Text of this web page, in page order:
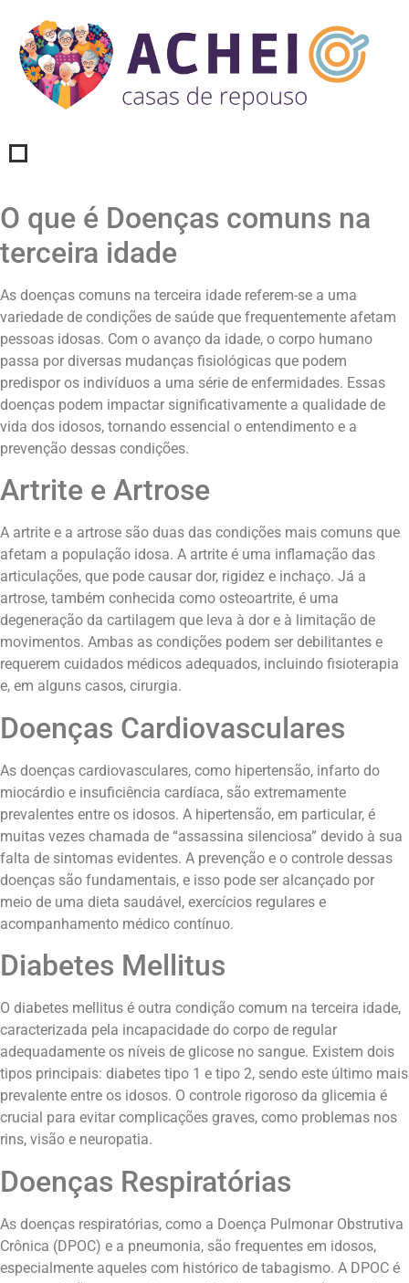
O que é Doenças comuns na
terceira idade
As doenças comuns na terceira idade referem-se a uma
variedade de condições de saúde que frequentemente afetam
pessoas idosas. Com o avanço da idade, o corpo humano
passa por diversas mudanças fisiológicas que podem
predispor os indivíduos a uma série de enfermidades. Essas
doenças podem impactar significativamente a qualidade de
vida dos idosos, tornando essencial o entendimento e a
prevenção dessas condições.
Artrite e Artrose
A artrite e a artrose são duas das condições mais comuns que
afetam a população idosa. A artrite é uma inflamação das
articulações, que pode causar dor, rigidez e inchaço. Já a
artrose, também conhecida como osteoartrite, é uma
degeneração da cartilagem que leva à dor e à limitação de
movimentos. Ambas as condições podem ser debilitantes e
requerem cuidados médicos adequados, incluindo fisioterapia
e, em alguns casos, cirurgia.
Doenças Cardiovasculares
As doenças cardiovasculares, como hipertensão, infarto do
miocárdio e insuficiência cardíaca, são extremamente
prevalentes entre os idosos. A hipertensão, em particular, é
muitas vezes chamada de “assassina silenciosa” devido à sua
falta de sintomas evidentes. A prevenção e o controle dessas
doenças são fundamentais, e isso pode ser alcançado por
meio de uma dieta saudável, exercícios regulares e
acompanhamento médico contínuo.
Diabetes Mellitus
O diabetes mellitus é outra condição comum na terceira idade,
caracterizada pela incapacidade do corpo de regular
adequadamente os níveis de glicose no sangue. Existem dois
tipos principais: diabetes tipo 1 e tipo 2, sendo este último mais
prevalente entre os idosos. O controle rigoroso da glicemia é
crucial para evitar complicações graves, como problemas nos
rins, visão e neuropatia.
Doenças Respiratórias
As doenças respiratórias, como a Doença Pulmonar Obstrutiva
Crônica (DPOC) e a pneumonia, são frequentes em idosos,
especialmente aqueles com histórico de tabagismo. A DPOC é